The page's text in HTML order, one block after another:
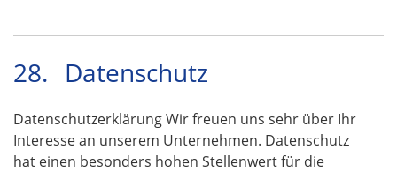
28. Datenschutz
Datenschutzerklärung Wir freuen uns sehr über Ihr
Interesse an unserem Unternehmen. Datenschutz
hat einen besonders hohen Stellenwert für die